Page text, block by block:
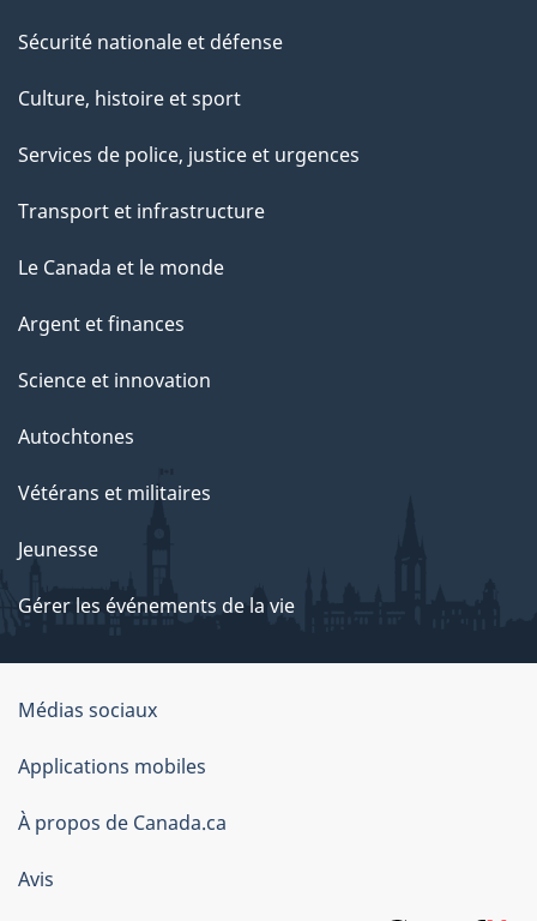
Sécurité nationale et défense
Culture, histoire et sport
Services de police, justice et urgences
Transport et infrastructure
Le Canada et le monde
Argent et finances
Science et innovation
Autochtones
Vétérans et militaires
Jeunesse
Gérer les événements de la vie
Organisation
du
gouvernement
du
Canada
Médias sociaux
Applications mobiles
À propos de Canada.ca
Avis